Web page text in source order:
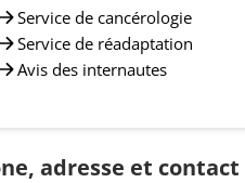
Service de cancérologie
Service de réadaptation
Avis des internautes
adresse et contact